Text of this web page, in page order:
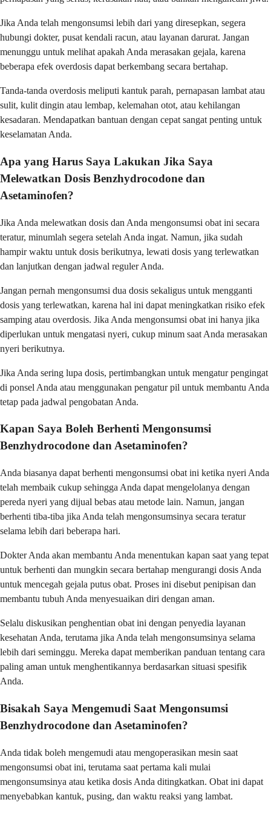
Jika Anda telah mengonsumsi lebih dari yang diresepkan, segera
hubungi dokter, pusat kendali racun, atau layanan darurat. Jangan
menunggu untuk melihat apakah Anda merasakan gejala, karena
beberapa efek overdosis dapat berkembang secara bertahap.
Tanda-tanda overdosis meliputi kantuk parah, pernapasan lambat atau
sulit, kulit dingin atau lembap, kelemahan otot, atau kehilangan
kesadaran. Mendapatkan bantuan dengan cepat sangat penting untuk
keselamatan Anda.
Apa yang Harus Saya Lakukan Jika Saya
Melewatkan Dosis Benzhydrocodone dan
Asetaminofen?
Jika Anda melewatkan dosis dan Anda mengonsumsi obat ini secara
teratur, minumlah segera setelah Anda ingat. Namun, jika sudah
hampir waktu untuk dosis berikutnya, lewati dosis yang terlewatkan
dan lanjutkan dengan jadwal reguler Anda.
Jangan pernah mengonsumsi dua dosis sekaligus untuk mengganti
dosis yang terlewatkan, karena hal ini dapat meningkatkan risiko efek
samping atau overdosis. Jika Anda mengonsumsi obat ini hanya jika
diperlukan untuk mengatasi nyeri, cukup minum saat Anda merasakan
nyeri berikutnya.
Jika Anda sering lupa dosis, pertimbangkan untuk mengatur pengingat
di ponsel Anda atau menggunakan pengatur pil untuk membantu Anda
tetap pada jadwal pengobatan Anda.
Kapan Saya Boleh Berhenti Mengonsumsi
Benzhydrocodone dan Asetaminofen?
Anda biasanya dapat berhenti mengonsumsi obat ini ketika nyeri Anda
telah membaik cukup sehingga Anda dapat mengelolanya dengan
pereda nyeri yang dijual bebas atau metode lain. Namun, jangan
berhenti tiba-tiba jika Anda telah mengonsumsinya secara teratur
selama lebih dari beberapa hari.
Dokter Anda akan membantu Anda menentukan kapan saat yang tepat
untuk berhenti dan mungkin secara bertahap mengurangi dosis Anda
untuk mencegah gejala putus obat. Proses ini disebut penipisan dan
membantu tubuh Anda menyesuaikan diri dengan aman.
Selalu diskusikan penghentian obat ini dengan penyedia layanan
kesehatan Anda, terutama jika Anda telah mengonsumsinya selama
lebih dari seminggu. Mereka dapat memberikan panduan tentang cara
paling aman untuk menghentikannya berdasarkan situasi spesifik
Anda.
Bisakah Saya Mengemudi Saat Mengonsumsi
Benzhydrocodone dan Asetaminofen?
Anda tidak boleh mengemudi atau mengoperasikan mesin saat
mengonsumsi obat ini, terutama saat pertama kali mulai
mengonsumsinya atau ketika dosis Anda ditingkatkan. Obat ini dapat
menyebabkan kantuk, pusing, dan waktu reaksi yang lambat.